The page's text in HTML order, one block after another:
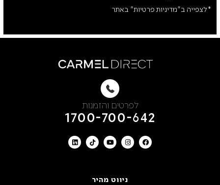
*לצפייה ב"מדיניות פרטיות" באתר
לפרטים והזמנות
1700-700-642
ניווט מהיר